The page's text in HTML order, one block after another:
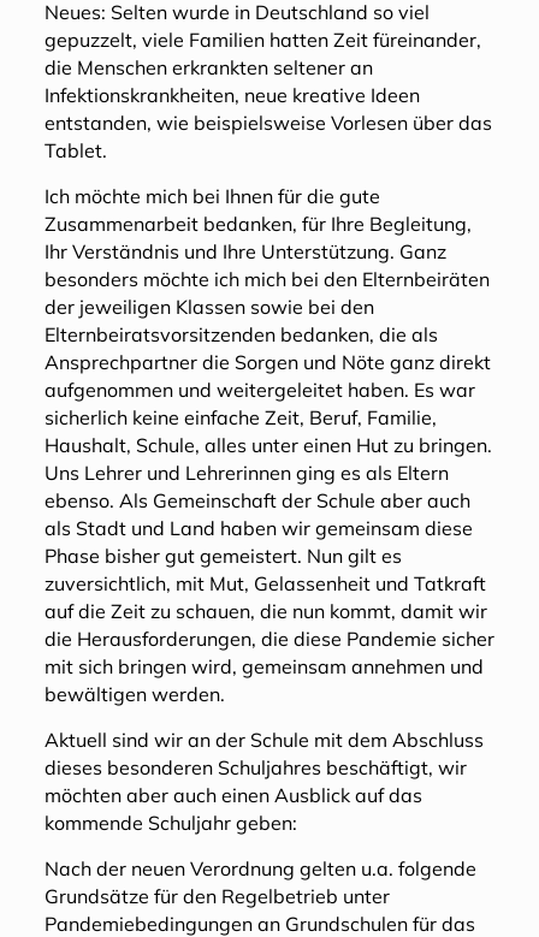
Neues: Selten wurde in Deutschland so viel
gepuzzelt, viele Familien hatten Zeit füreinander,
die Menschen erkrankten seltener an
Infektionskrankheiten, neue kreative Ideen
entstanden, wie beispielsweise Vorlesen über das
Tablet.
Ich möchte mich bei Ihnen für die gute
Zusammenarbeit bedanken, für Ihre Begleitung,
Ihr Verständnis und Ihre Unterstützung. Ganz
besonders möchte ich mich bei den Elternbeiräten
der jeweiligen Klassen sowie bei den
Elternbeiratsvorsitzenden bedanken, die als
Ansprechpartner die Sorgen und Nöte ganz direkt
aufgenommen und weitergeleitet haben. Es war
sicherlich keine einfache Zeit, Beruf, Familie,
Haushalt, Schule, alles unter einen Hut zu bringen.
Uns Lehrer und Lehrerinnen ging es als Eltern
ebenso. Als Gemeinschaft der Schule aber auch
als Stadt und Land haben wir gemeinsam diese
Phase bisher gut gemeistert. Nun gilt es
zuversichtlich, mit Mut, Gelassenheit und Tatkraft
auf die Zeit zu schauen, die nun kommt, damit wir
die Herausforderungen, die diese Pandemie sicher
mit sich bringen wird, gemeinsam annehmen und
bewältigen werden.
Aktuell sind wir an der Schule mit dem Abschluss
dieses besonderen Schuljahres beschäftigt, wir
möchten aber auch einen Ausblick auf das
kommende Schuljahr geben:
Nach der neuen Verordnung gelten u.a. folgende
Grundsätze für den Regelbetrieb unter
Pandemiebedingungen an Grundschulen für das